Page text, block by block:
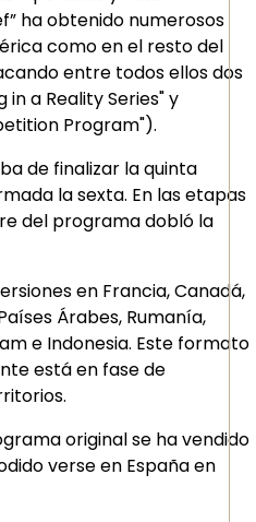
ha obtenido numerosos
como en el resto del
entre todos ellos dos
in a Reality Series" y
Program").
de finalizar la quinta
la sexta. En las etapas
del programa dobló la
en Francia, Canadá,
Árabes, Rumanía,
e Indonesia. Este formato
está en fase de
original se ha vendido
verse en España en